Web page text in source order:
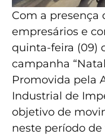
Com a presença
empresários e
quinta-feira (09)
campanha
Promovida pela
Industrial de
objetivo de
neste período